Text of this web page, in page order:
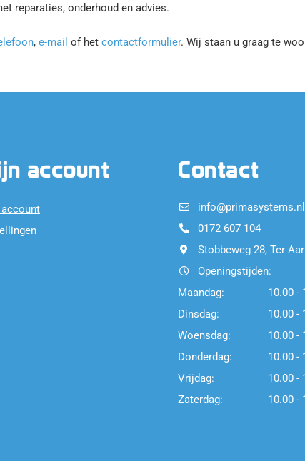
reparaties, onderhoud en advies.
, e-mail of het contactformulier. Wij staan u graag te
account Contact
info@primasystems.nl
0172 607 104
Stobbeweg 28, Ter Aar
Openingstijden:
Maandag:
10.00 -
Dinsdag:
10.00 -
Woensdag:
10.00 -
Donderdag:
10.00 -
Vrijdag:
10.00 -
Zaterdag:
10.00 -